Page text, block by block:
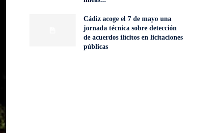
Cádiz acoge el 7 de mayo una
jornada técnica sobre detección
de acuerdos ilícitos en licitaciones
públicas